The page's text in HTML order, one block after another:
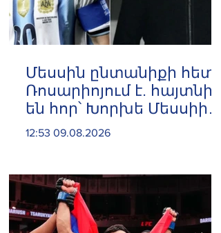
Մեսսին ընտանիքի հետ
Ռոսարիոյում է. հայտնի
են հոր՝ Խորխե Մեսսիի
հուղարկավnրnւթյան
12:53 09.08.2026